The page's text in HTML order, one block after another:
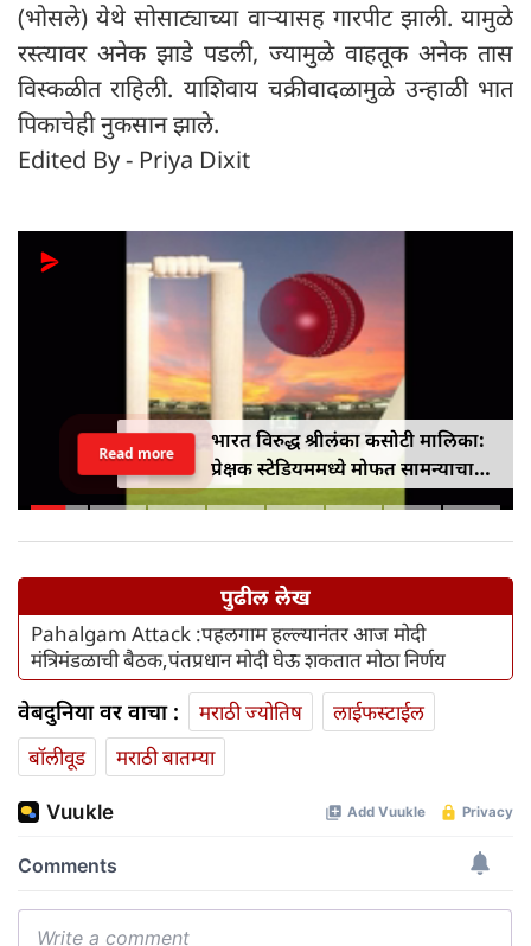
(भोसले) येथे सोसाट्याच्या वाऱ्यासह गारपीट झाली. यामुळे
रस्त्यावर अनेक झाडे पडली, ज्यामुळे वाहतूक अनेक तास
विस्कळीत राहिली. याशिवाय चक्रीवादळामुळे उन्हाळी भात
पिकाचेही नुकसान झाले.
Edited By - Priya Dixit
भारत विरुद्ध श्रीलंका कसोटी मालिका:
प्रेक्षक स्टेडियममध्ये मोफत सामन्याचा
आनंद घेऊ शकतात
Read more
पुढील लेख
Pahalgam Attack :पहलगाम हल्ल्यानंतर आज मोदी
मंत्रिमंडळाची बैठक,पंतप्रधान मोदी घेऊ शकतात मोठा निर्णय
वेबदुनिया वर वाचा : मराठी ज्योतिष
लाईफस्टाईल
बॉलीवूड
मराठी बातम्या